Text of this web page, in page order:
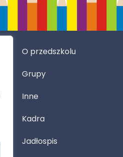
O przedszkolu
Grupy
Inne
Kadra
Jadłospis